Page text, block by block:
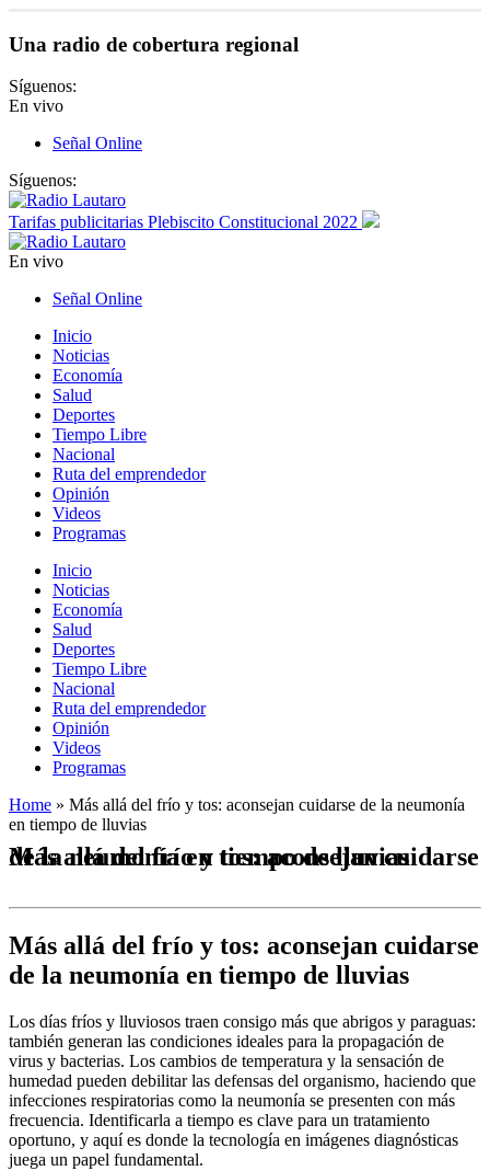
Una radio de cobertura regional
Síguenos:
En vivo
Señal Online
Síguenos:
Tarifas publicitarias Plebiscito Constitucional 2022
En vivo
Señal Online
Inicio
Noticias
Economía
Salud
Deportes
Tiempo Libre
Nacional
Ruta del emprendedor
Opinión
Videos
Programas
Inicio
Noticias
Economía
Salud
Deportes
Tiempo Libre
Nacional
Ruta del emprendedor
Opinión
Videos
Programas
Home » Más allá del frío y tos: aconsejan cuidarse de la neumonía
en tiempo de lluvias
Más allá del frío y tos: aconsejan cuidarse de la neumonía en tiempo de lluvias
Más allá del frío y tos: aconsejan cuidarse
de la neumonía en tiempo de lluvias
Los días fríos y lluviosos traen consigo más que abrigos y paraguas:
también generan las condiciones ideales para la propagación de
virus y bacterias. Los cambios de temperatura y la sensación de
humedad pueden debilitar las defensas del organismo, haciendo que
infecciones respiratorias como la neumonía se presenten con más
frecuencia. Identificarla a tiempo es clave para un tratamiento
oportuno, y aquí es donde la tecnología en imágenes diagnósticas
juega un papel fundamental.